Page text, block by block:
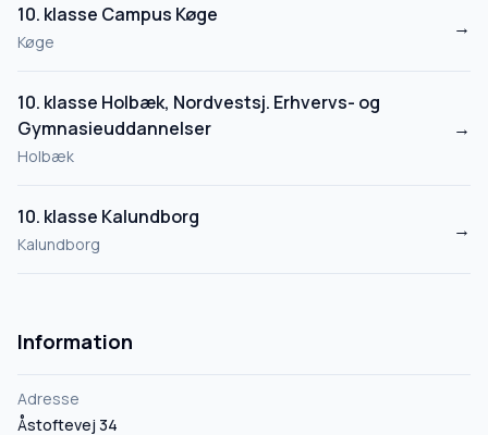
10. klasse Campus Køge
Køge
→
10. klasse Holbæk, Nordvestsj. Erhvervs- og
Gymnasieuddannelser
Holbæk
→
10. klasse Kalundborg
Kalundborg
→
Information
Adresse
Åstoftevej 34